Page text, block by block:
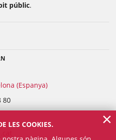
públic.
(Espanya)
80
LES COOKIES.
×